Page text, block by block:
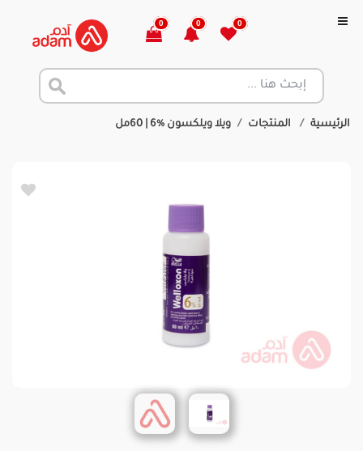
0
0
0
الرئيسية المنتجات ويلا ويلكسون %6 | 60مل